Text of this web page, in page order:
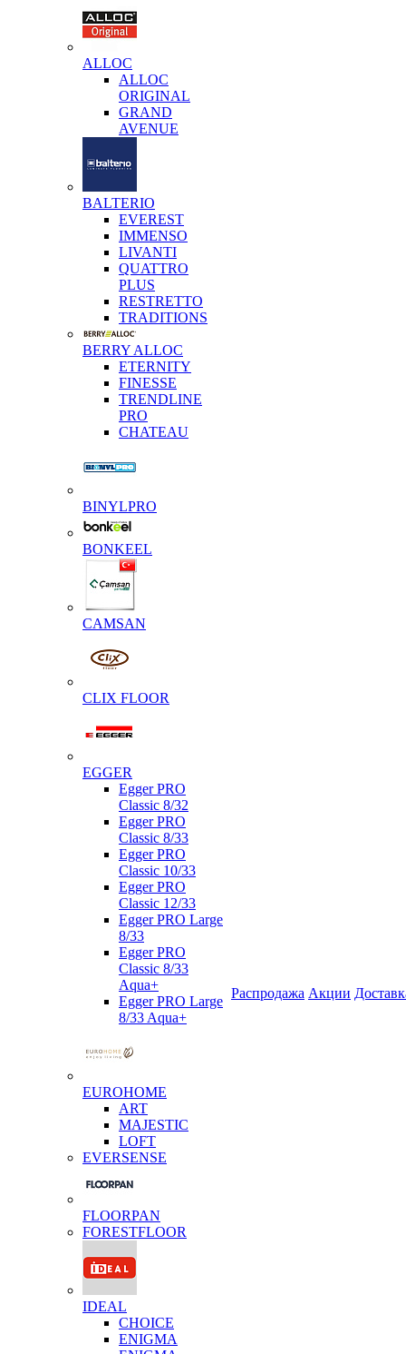
ALLOC
ALLOC
ORIGINAL
GRAND
AVENUE
BALTERIO
EVEREST
IMMENSO
LIVANTI
QUATTRO
PLUS
RESTRETTO
TRADITIONS
BERRY ALLOC
ETERNITY
FINESSE
TRENDLINE
PRO
CHATEAU
BINYLPRO
BONKEEL
CAMSAN
CLIX FLOOR
EGGER
Egger PRO
Classic 8/32
Egger PRO
Classic 8/33
Egger PRO
Classic 10/33
Egger PRO
Classic 12/33
Egger PRO Large
8/33
Egger PRO
Classic 8/33
Aqua+
Egger PRO Large
8/33 Aqua+
EUROHOME
ART
MAJESTIC
LOFT
EVERSENSE
FLOORPAN
FORESTFLOOR
IDEAL
CHOICE
ENIGMA
Распродажа Акции